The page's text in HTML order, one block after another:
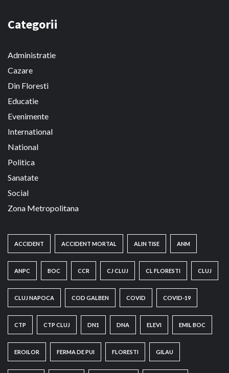
Categorii
Administratie
Cazare
Din Floresti
Educatie
Evenimente
International
National
Politica
Sanatate
Social
Zona Metropolitana
ACCIDENT ACCIDENT MORTAL ALIN TISE ANM
ANPC BOC CCR CJ CLUJ CL FLORESTI CLUJ
CLUJ NAPOCA COD GALBEN COVID COVID-19
CTP CTP CLUJ DN1 DNA ELEVI EMIL BOC
EROILOR FERMA DE PUI FLORESTI GILAU